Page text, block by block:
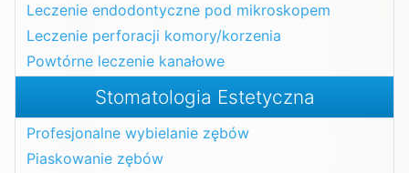
Leczenie endodontyczne pod mikroskopem
Leczenie perforacji komory/korzenia
Powtórne leczenie kanałowe
Stomatologia Estetyczna
Profesjonalne wybielanie zębów
Piaskowanie zębów